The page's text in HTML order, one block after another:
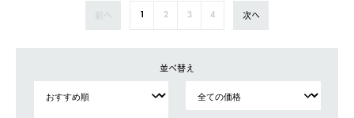
前へ 1 2 3 4 次へ
並べ替え